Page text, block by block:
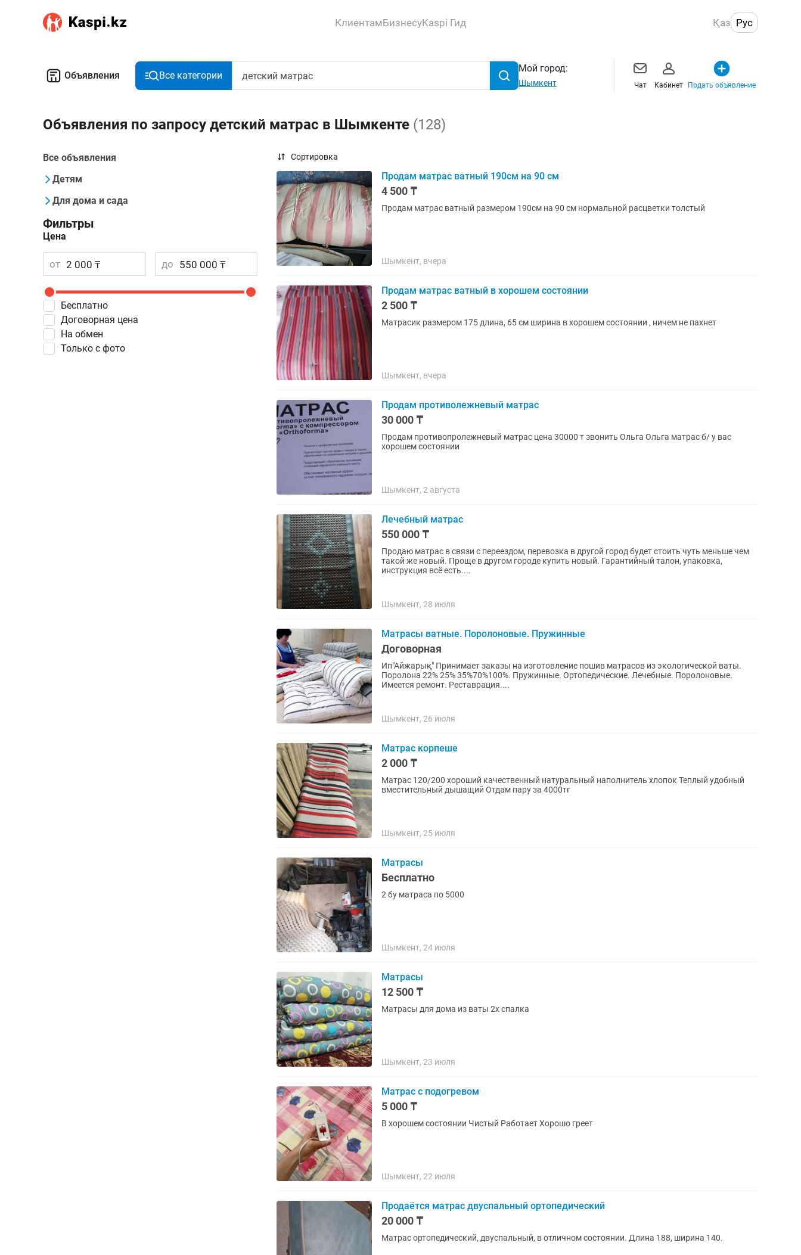
КлиентамБизнесуKaspi Гид Қаз Рус
Объявления Все категории
Мой город:
Шымкент Чат Кабинет Подать объявление
Объявления по запросу детский матрас в Шымкенте (128)
Все объявления
Детям
Для дома и сада
Фильтры
Цена
от до
Бесплатно
Договорная цена
На обмен
Только с фото
Сортировка
Продам матрас ватный 190см на 90 см
4 500 ₸
Продам матрас ватный размером 190см на 90 см нормальной расцветки толстый
Шымкент, вчера
Продам матрас ватный в хорошем состоянии
2 500 ₸
Матрасик размером 175 длина, 65 см ширина в хорошем состоянии , ничем не пахнет
Шымкент, вчера
Продам противолежневый матрас
30 000 ₸
Продам противопролежневый матрас цена 30000 т звонить Ольга Ольга матрас б/ у вас
хорошем состоянии
Шымкент, 2 августа
Лечебный матрас
550 000 ₸
Продаю матрас в связи с переездом, перевозка в другой город будет стоить чуть меньше чем
такой же новый. Проще в другом городе купить новый. Гарантийный талон, упаковка,
инструкция всё есть....
Шымкент, 28 июля
Матрасы ватные. Поролоновые. Пружинные
Договорная
Ип"Айжарық" Принимает заказы на изготовление пошив матрасов из экологической ваты.
Поролона 22% 25% 35%70%100%. Пружинные. Ортопедические. Лечебные. Поролоновые.
Имеется ремонт. Реставрация....
Шымкент, 26 июля
Матрас корпеше
2 000 ₸
Матрас 120/200 хороший качественный натуральный наполнитель хлопок Теплый удобный
вместительный дышащий Отдам пару за 4000тг
Шымкент, 25 июля
Матрасы
Бесплатно
2 бу матраса по 5000
Шымкент, 24 июля
Матрасы
12 500 ₸
Матрасы для дома из ваты 2х спалка
Шымкент, 23 июля
Матрас с подогревом
5 000 ₸
В хорошем состоянии Чистый Работает Хорошо греет
Шымкент, 22 июля
Продаётся матрас двуспальный ортопедический
20 000 ₸
Матрас ортопедический, двуспальный, в отличном состоянии. Длина 188, ширина 140.